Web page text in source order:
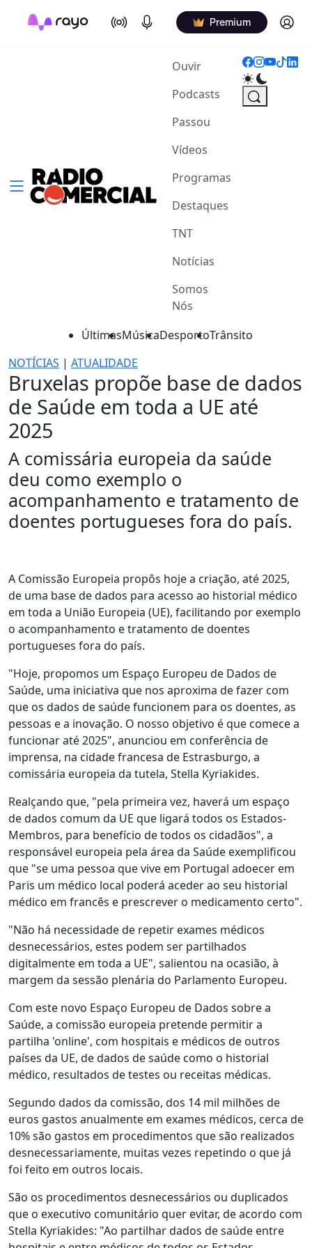
On Air Podcasts Premium Log in
Ouvir(current)
Podcasts
Passou
Vídeos
Programas
Destaques
TNT
Notícias
Somos
Nós
ÚltimasMúsicaDesportoTrânsito
NOTÍCIAS | ATUALIDADE
Bruxelas propõe base de dados
de Saúde em toda a UE até
2025
A comissária europeia da saúde
deu como exemplo o
acompanhamento e tratamento de
doentes portugueses fora do país.
A Comissão Europeia propôs hoje a criação, até 2025,
de uma base de dados para acesso ao historial médico
em toda a União Europeia (UE), facilitando por exemplo
o acompanhamento e tratamento de doentes
portugueses fora do país.
"Hoje, propomos um Espaço Europeu de Dados de
Saúde, uma iniciativa que nos aproxima de fazer com
que os dados de saúde funcionem para os doentes, as
pessoas e a inovação. O nosso objetivo é que comece a
funcionar até 2025", anunciou em conferência de
imprensa, na cidade francesa de Estrasburgo, a
comissária europeia da tutela, Stella Kyriakides.
Realçando que, "pela primeira vez, haverá um espaço
de dados comum da UE que ligará todos os Estados-
Membros, para benefício de todos os cidadãos", a
responsável europeia pela área da Saúde exemplificou
que "se uma pessoa que vive em Portugal adoecer em
Paris um médico local poderá aceder ao seu historial
médico em francês e prescrever o medicamento certo".
"Não há necessidade de repetir exames médicos
desnecessários, estes podem ser partilhados
digitalmente em toda a UE", salientou na ocasião, à
margem da sessão plenária do Parlamento Europeu.
Com este novo Espaço Europeu de Dados sobre a
Saúde, a comissão europeia pretende permitir a
partilha 'online', com hospitais e médicos de outros
países da UE, de dados de saúde como o historial
médico, resultados de testes ou receitas médicas.
Segundo dados da comissão, dos 14 mil milhões de
euros gastos anualmente em exames médicos, cerca de
10% são gastos em procedimentos que são realizados
desnecessariamente, muitas vezes repetindo o que já
foi feito em outros locais.
São os procedimentos desnecessários ou duplicados
que o executivo comunitário quer evitar, de acordo com
Stella Kyriakides: "Ao partilhar dados de saúde entre